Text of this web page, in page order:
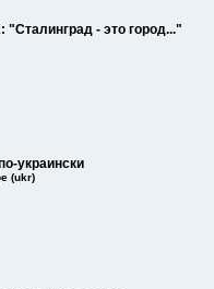
"Сталинград - это город..."
украински
(ukr)